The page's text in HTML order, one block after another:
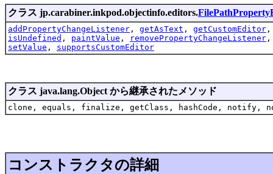
クラス jp.carabiner.inkpod.objectinfo.editors.
addPropertyChangeListener , getAsText , getCustomEditor
isUndefined , paintValue , removePropertyChangeListener
setValue , supportsCustomEditor
クラス java.lang.Object から継承されたメソッド
clone, equals, finalize, getClass, hashCode,
コンストラクタの詳細